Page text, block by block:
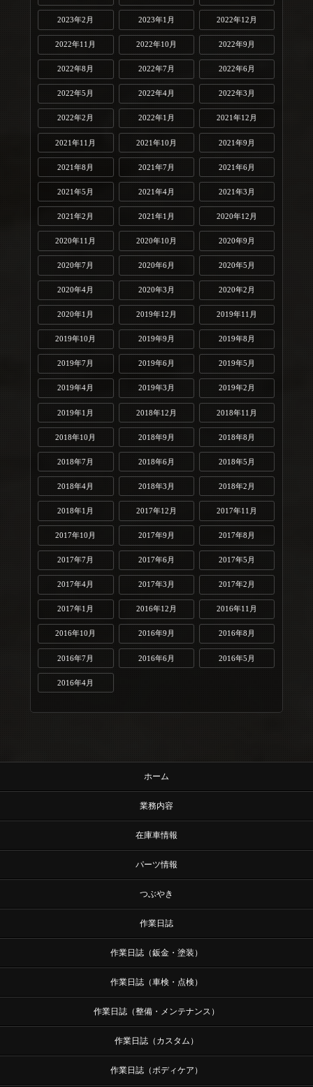
2023年2月 2023年1月 2022年12月
2022年11月 2022年10月 2022年9月
2022年8月 2022年7月 2022年6月
2022年5月 2022年4月 2022年3月
2022年2月 2022年1月 2021年12月
2021年11月 2021年10月 2021年9月
2021年8月 2021年7月 2021年6月
2021年5月 2021年4月 2021年3月
2021年2月 2021年1月 2020年12月
2020年11月 2020年10月 2020年9月
2020年7月 2020年6月 2020年5月
2020年4月 2020年3月 2020年2月
2020年1月 2019年12月 2019年11月
2019年10月 2019年9月 2019年8月
2019年7月 2019年6月 2019年5月
2019年4月 2019年3月 2019年2月
2019年1月 2018年12月 2018年11月
2018年10月 2018年9月 2018年8月
2018年7月 2018年6月 2018年5月
2018年4月 2018年3月 2018年2月
2018年1月 2017年12月 2017年11月
2017年10月 2017年9月 2017年8月
2017年7月 2017年6月 2017年5月
2017年4月 2017年3月 2017年2月
2017年1月 2016年12月 2016年11月
2016年10月 2016年9月 2016年8月
2016年7月 2016年6月 2016年5月
2016年4月
ホーム
業務内容
在庫車情報
パーツ情報
つぶやき
作業日誌
作業日誌（鈑金・塗装）
作業日誌（車検・点検）
作業日誌（整備・メンテナンス）
作業日誌（カスタム）
作業日誌（ボディケア）